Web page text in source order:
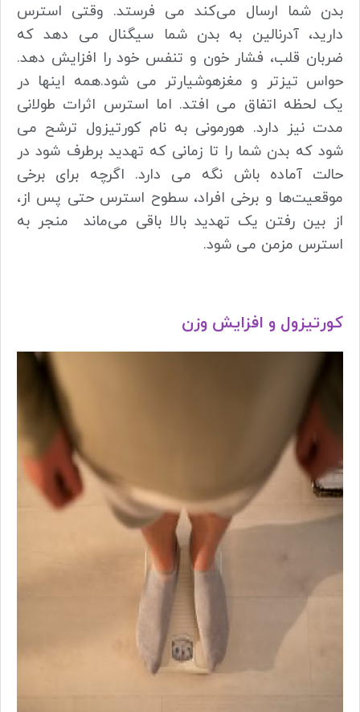
بدن شما ارسال می‌کند می فرستد. وقتی استرس
دارید، آدرنالین به بدن شما سیگنال می دهد که
ضربان قلب، فشار خون و تنفس خود را افزایش دهد.
حواس تیزتر و مغزهوشیارتر می شود.همه اینها در
یک لحظه اتفاق می افتد. اما استرس اثرات طولانی
مدت نیز دارد. هورمونی به نام کورتیزول ترشح می
شود که بدن شما را تا زمانی که تهدید برطرف شود در
حالت آماده باش نگه می دارد. اگرچه برای برخی
موقعیت‌ها و برخی افراد، سطوح استرس حتی پس از،
از بین رفتن یک تهدید بالا باقی می‌ماند منجر به
استرس مزمن می شود.
کورتیزول و افزایش وزن